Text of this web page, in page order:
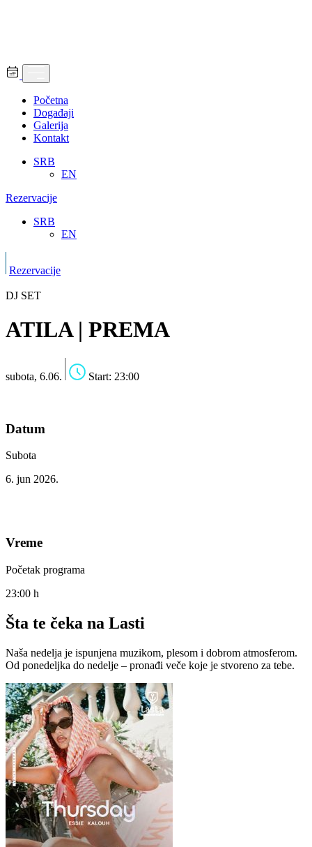
Početna
Događaji
Galerija
Kontakt
SRB
EN
Rezervacije
SRB
EN
Rezervacije
DJ SET
ATILA | PREMA
subota, 6.06. Start: 23:00
Datum
Subota
6. jun 2026.
Vreme
Početak programa
23:00 h
Šta te čeka na Lasti
Naša nedelja je ispunjena muzikom, plesom i dobrom atmosferom.
Od ponedeljka do nedelje – pronađi veče koje je stvoreno za tebe.